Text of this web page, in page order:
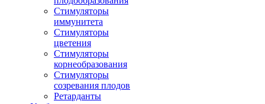
Стимуляторы
иммунитета
Стимуляторы
цветения
Стимуляторы
корнеобразования
Стимуляторы
созревания плодов
Ретарданты